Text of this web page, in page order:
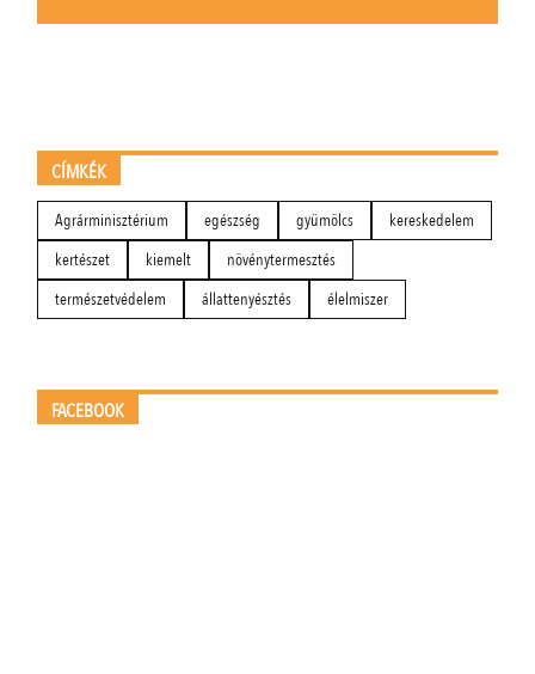
CÍMKÉK
Agrárminisztérium egészség gyümölcs
kereskedelem
kertészet
kiemelt
növénytermesztés
természetvédelem
állattenyésztés élelmiszer
FACEBOOK